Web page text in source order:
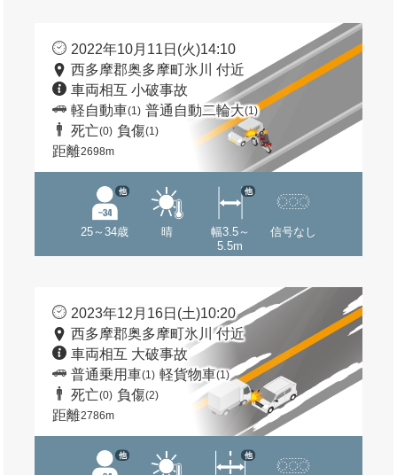
2022年10月11日(火)14:10
西多摩郡奥多摩町氷川 付近
車両相互 小破事故
軽自動車(1) 普通自動二輪大(1)
死亡(0) 負傷(1)
距離2698m
25～34歳
他
晴
幅3.5～
5.5m
他
信号なし
2023年12月16日(土)10:20
西多摩郡奥多摩町氷川 付近
車両相互 大破事故
普通乗用車(1) 軽貨物車(1)
死亡(0) 負傷(2)
距離2786m
他 他